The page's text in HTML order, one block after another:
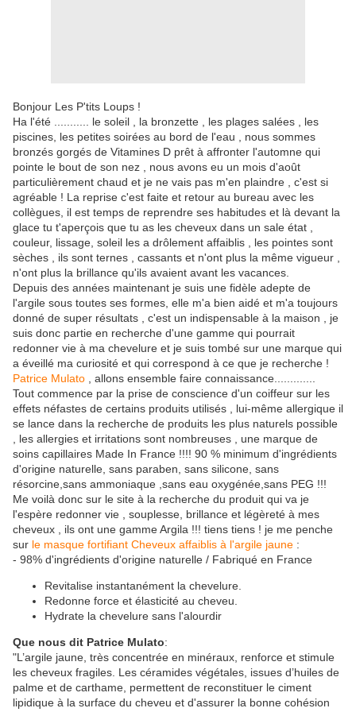
Bonjour Les P'tits Loups !
Ha l'été ........... le soleil , la bronzette , les plages salées , les
piscines, les petites soirées au bord de l'eau , nous sommes
bronzés gorgés de Vitamines D prêt à affronter l'automne qui
pointe le bout de son nez , nous avons eu un mois d'août
particulièrement chaud et je ne vais pas m'en plaindre , c'est si
agréable ! La reprise c'est faite et retour au bureau avec les
collègues, il est temps de reprendre ses habitudes et là devant la
glace tu t'aperçois que tu as les cheveux dans un sale état ,
couleur, lissage, soleil les a drôlement affaiblis , les pointes sont
sèches , ils sont ternes , cassants et n'ont plus la même vigueur ,
n'ont plus la brillance qu'ils avaient avant les vacances.
Depuis des années maintenant je suis une fidèle adepte de
l'argile sous toutes ses formes, elle m'a bien aidé et m'a toujours
donné de super résultats , c'est un indispensable à la maison , je
suis donc partie en recherche d'une gamme qui pourrait
redonner vie à ma chevelure et je suis tombé sur une marque qui
a éveillé ma curiosité et qui correspond à ce que je recherche !
Patrice Mulato , allons ensemble faire connaissance.............
Tout commence par la prise de conscience d'un coiffeur sur les
effets néfastes de certains produits utilisés , lui-même allergique il
se lance dans la recherche de produits les plus naturels possible
, les allergies et irritations sont nombreuses , une marque de
soins capillaires Made In France !!!! 90 % minimum d'ingrédients
d'origine naturelle, sans paraben, sans silicone, sans
résorcine,sans ammoniaque ,sans eau oxygénée,sans PEG !!!
Me voilà donc sur le site à la recherche du produit qui va je
l'espère redonner vie , souplesse, brillance et légèreté à mes
cheveux , ils ont une gamme Argila !!! tiens tiens ! je me penche
sur le masque fortifiant Cheveux affaiblis à l'argile jaune :
- 98% d'ingrédients d'origine naturelle / Fabriqué en France
Revitalise instantanément la chevelure.
Redonne force et élasticité au cheveu.
Hydrate la chevelure sans l'alourdir
Que nous dit Patrice Mulato:
"L’argile jaune, très concentrée en minéraux, renforce et stimule
les cheveux fragiles. Les céramides végétales, issues d’huiles de
palme et de carthame, permettent de reconstituer le ciment
lipidique à la surface du cheveu et d'assurer la bonne cohésion